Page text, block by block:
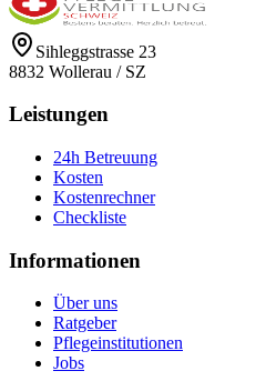
Sihleggstrasse 23
8832 Wollerau / SZ
Leistungen
24h Betreuung
Kosten
Kostenrechner
Checkliste
Informationen
Über uns
Ratgeber
Pflegeinstitutionen
Jobs